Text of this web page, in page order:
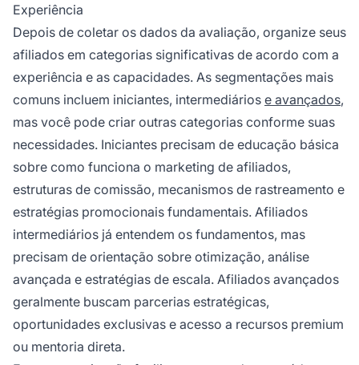
Experiência
Depois de coletar os dados da avaliação, organize seus
afiliados em categorias significativas de acordo com a
experiência e as capacidades. As segmentações mais
comuns incluem iniciantes, intermediários e avançados,
mas você pode criar outras categorias conforme suas
necessidades. Iniciantes precisam de educação básica
sobre como funciona o marketing de afiliados,
estruturas de comissão, mecanismos de rastreamento e
estratégias promocionais fundamentais. Afiliados
intermediários já entendem os fundamentos, mas
precisam de orientação sobre otimização, análise
avançada e estratégias de escala. Afiliados avançados
geralmente buscam parcerias estratégicas,
oportunidades exclusivas e acesso a recursos premium
ou mentoria direta.